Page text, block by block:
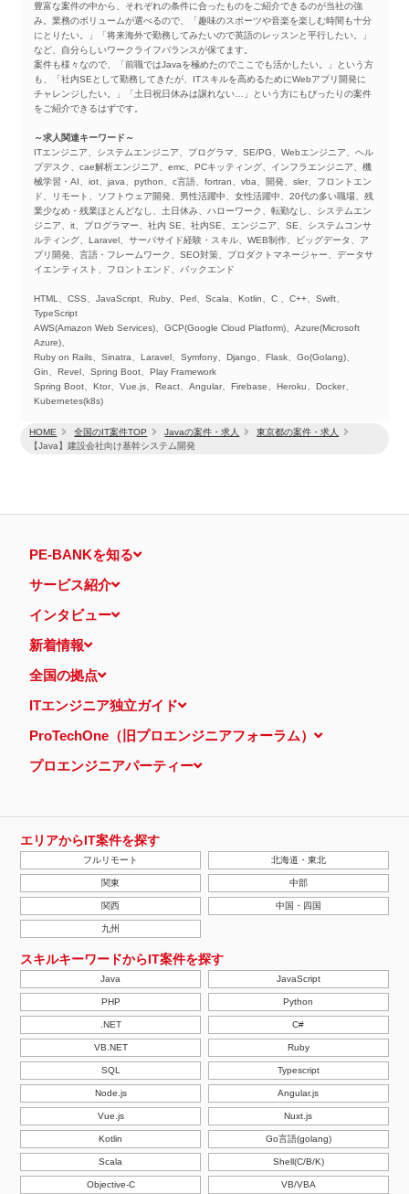
HOME 全国のIT案件TOP Javaの案件・求人
東京都の案件・求人
【Java】建設会社向け基幹システム開発
豊富な案件の中から、それぞれの条件に合ったものをご紹介できるのが当社の強
み。業務のボリュームが選べるので、「趣味のスポーツや音楽を楽しむ時間も十分
にとりたい。」「将来海外で勤務してみたいので英語のレッスンと平行したい。」
など、自分らしいワークライフバランスが保てます。
案件も様々なので、「前職ではJavaを極めたのでここでも活かしたい。」という方
も、「社内SEとして勤務してきたが、ITスキルを高めるためにWebアプリ開発に
チャレンジしたい。」「土日祝日休みは譲れない…」という方にもぴったりの案件
をご紹介できるはずです。
～求人関連キーワード～
ITエンジニア、システムエンジニア、プログラマ、SE/PG、Webエンジニア、ヘル
プデスク、cae解析エンジニア、emc、PCキッティング、インフラエンジニア、機
械学習・AI、iot、java、python、c言語、fortran、vba、開発、sler、フロントエン
ド、リモート、ソフトウェア開発、男性活躍中、女性活躍中、20代の多い職場、残
業少なめ・残業ほとんどなし、土日休み、ハローワーク、転勤なし、システムエン
ジニア、it、プログラマー、社内 SE、社内SE、エンジニア、SE、システムコンサ
ルティング、Laravel、サーバサイド経験・スキル、WEB制作、ビッグデータ、ア
プリ開発、言語・フレームワーク、SEO対策、プロダクトマネージャー、データサ
イエンティスト、フロントエンド、バックエンド
HTML、CSS、JavaScript、Ruby、Perl、Scala、Kotlin、C 、C++、Swift、
TypeScript
AWS(Amazon Web Services)、GCP(Google Cloud Platform)、Azure(Microsoft
Azure)、
Ruby on Rails、Sinatra、Laravel、Symfony、Django、Flask、Go(Golang)、
Gin、Revel、Spring Boot、Play Framework
Spring Boot、Ktor、Vue.js、React、Angular、Firebase、Heroku、Docker、
Kubernetes(k8s)
PE-BANKを知る
サービス紹介
インタビュー
新着情報
全国の拠点
ITエンジニア独立ガイド
ProTechOne（旧プロエンジニアフォーラム）
プロエンジニアパーティー
エリアからIT案件を探す
フルリモート 北海道・東北
関東 中部
関西 中国・四国
九州
スキルキーワードからIT案件を探す
Java JavaScript
PHP Python
.NET C#
VB.NET Ruby
SQL Typescript
Node.js Angular.js
Vue.js Nuxt.js
Kotlin Go言語(golang)
Scala Shell(C/B/K)
Objective-C VB/VBA